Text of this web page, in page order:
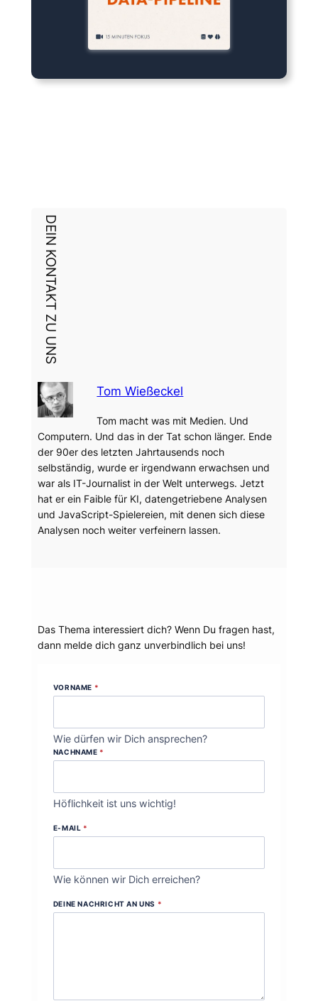
DEIN KONTAKT ZU UNS
Tom Wießeckel
Tom macht was mit Medien. Und
Computern. Und das in der Tat schon länger. Ende
der 90er des letzten Jahrtausends noch
selbständig, wurde er irgendwann erwachsen und
war als IT-Journalist in der Welt unterwegs. Jetzt
hat er ein Faible für KI, datengetriebene Analysen
und JavaScript-Spielereien, mit denen sich diese
Analysen noch weiter verfeinern lassen.
Das Thema interessiert dich? Wenn Du fragen hast,
dann melde dich ganz unverbindlich bei uns!
VORNAME *
Wie dürfen wir Dich ansprechen?
NACHNAME *
Höflichkeit ist uns wichtig!
E-MAIL *
Wie können wir Dich erreichen?
DEINE NACHRICHT AN UNS *